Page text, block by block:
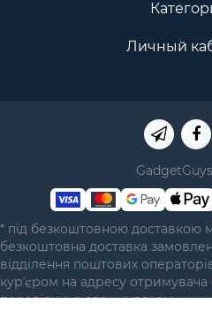
Личный
* під безкоштовною доставкою
безкоштовна доставка
відділення поштових
курʼєром на адресу
перевізника отримувачем.